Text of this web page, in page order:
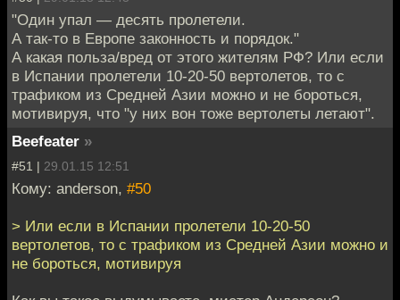
"Один упал — десять пролетели.
А так-то в Европе законность и порядок."
А какая польза/вред от этого жителям РФ? Или если
в Испании пролетели 10-20-50 вертолетов, то с
трафиком из Средней Азии можно и не бороться,
мотивируя, что "у них вон тоже вертолеты летают".
Beefeater »
#51 | 29.01.15 12:51
Кому: anderson, #50
> Или если в Испании пролетели 10-20-50
вертолетов, то с трафиком из Средней Азии можно и
не бороться, мотивируя